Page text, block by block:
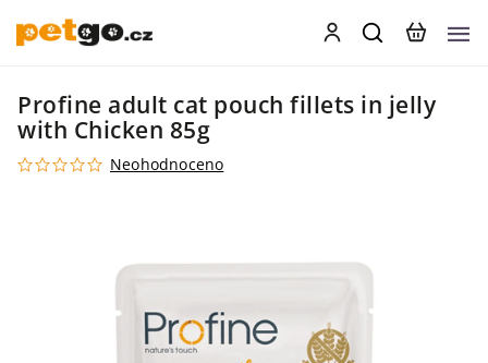
Profine adult cat pouch fillets in jelly
with Chicken 85g
Neohodnoceno